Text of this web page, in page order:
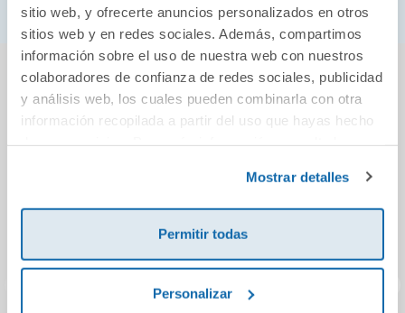
sitio web, y ofrecerte anuncios personalizados en otros
sitios web y en redes sociales. Además, compartimos
información sobre el uso de nuestra web con nuestros
colaboradores de confianza de redes sociales, publicidad
y análisis web, los cuales pueden combinarla con otra
información recopilada a partir del uso que hayas hecho
Mostrar detalles
Permitir todas
Personalizar
También podría gustarte...